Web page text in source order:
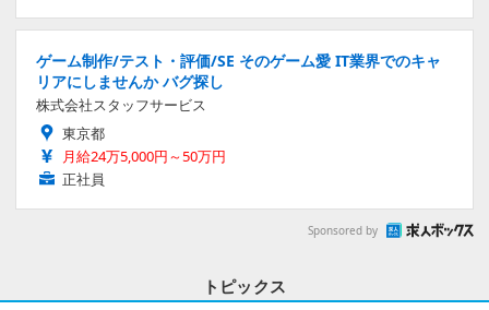
ゲーム制作/テスト・評価/SE そのゲーム愛 IT業界でのキャ
リアにしませんか バグ探し
株式会社スタッフサービス
東京都
月給24万5,000円～50万円
正社員
Sponsored by
トピックス